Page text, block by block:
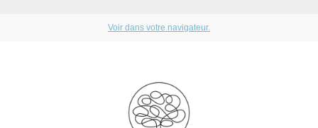
Voir dans votre navigateur.